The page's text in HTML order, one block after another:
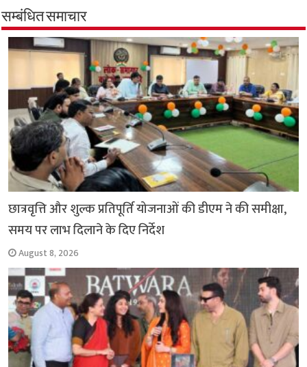
b
o
o
k
s
A
p
p
t
e
r
r
a
m
i
n
k
सम्बंधित समाचार
छात्रवृत्ति और शुल्क प्रतिपूर्ति योजनाओं की डीएम ने की समीक्षा,
समय पर लाभ दिलाने के दिए निर्देश
August 8, 2026